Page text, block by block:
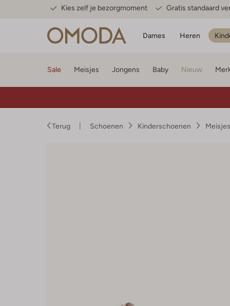
Kies zelf je bezorgmoment Gratis standaard
Dames Heren
Sale Meisjes Jongens Baby Nieuw
Terug Schoenen Kinderschoenen Meisjes